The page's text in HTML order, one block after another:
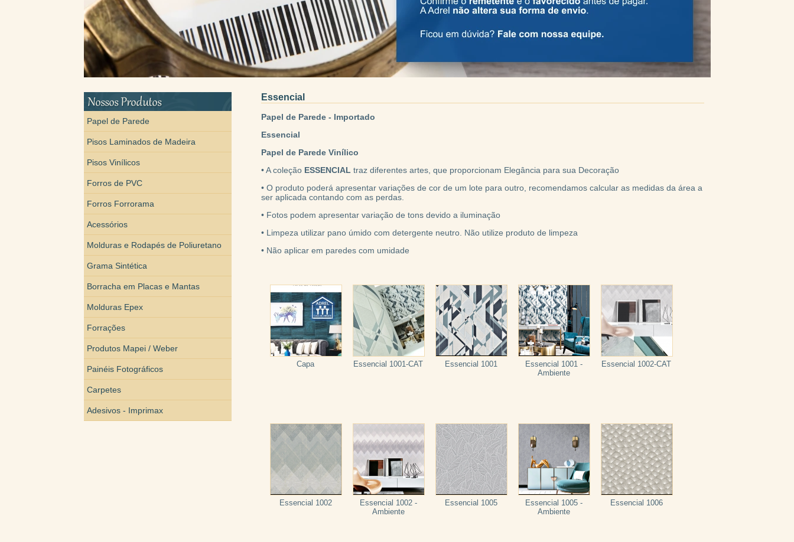
Papel de Parede
Pisos Laminados de Madeira
Pisos Vinílicos
Forros de PVC
Forros Forrorama
Acessórios
Molduras e Rodapés de Poliuretano
Grama Sintética
Borracha em Placas e Mantas
Molduras Epex
Forrações
Produtos Mapei / Weber
Painéis Fotográficos
Carpetes
Adesivos - Imprimax
Essencial
Papel de Parede - Importado
Essencial
Papel de Parede Vinílico
• A coleção ESSENCIAL traz diferentes artes, que proporcionam Elegância para sua Decoração
• O produto poderá apresentar variações de cor de um lote para outro, recomendamos calcular as medidas da área a
ser aplicada contando com as perdas.
• Fotos podem apresentar variação de tons devido a iluminação
• Limpeza utilizar pano úmido com detergente neutro. Não utilize produto de limpeza
• Não aplicar em paredes com umidade
Capa Essencial 1001-CAT Essencial 1001
Essencial 1001 -
Ambiente
Essencial 1002-CAT
Essencial 1002
Essencial 1002 -
Ambiente
Essencial 1005
Essencial 1005 -
Ambiente
Essencial 1006